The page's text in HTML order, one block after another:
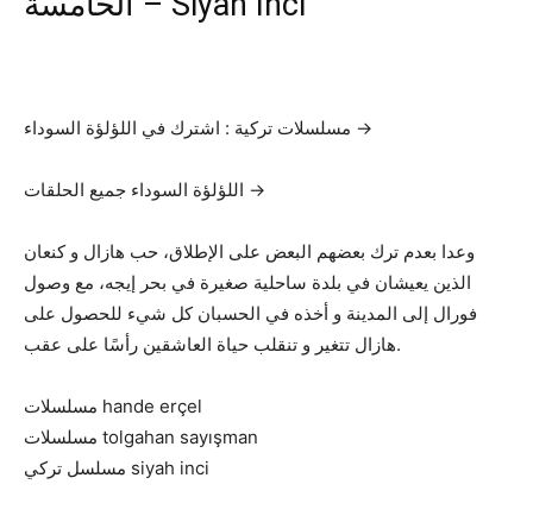
مسلسلات تركية : اشترك في اللؤلؤة السوداء →
اللؤلؤة السوداء جميع الحلقات →
وعدا بعدم ترك بعضهم البعض على الإطلاق، حب هازال و كنعان
الذين يعيشان في بلدة ساحلية صغيرة في بحر إيجه، مع وصول
فورال إلى المدينة و أخذه في الحسبان كل شيء للحصول على
هازال تتغير و تنقلب حياة العاشقين رأسًا على عقب.
مسلسلات hande erçel
مسلسلات tolgahan sayışman
مسلسل تركي siyah inci